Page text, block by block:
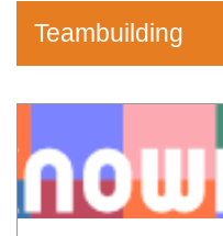
Teambuilding